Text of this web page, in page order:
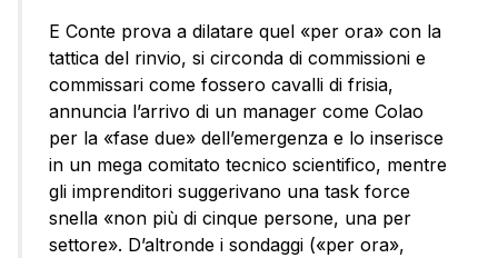
E Conte prova a dilatare quel «per ora» con la
tattica del rinvio, si circonda di commissioni e
commissari come fossero cavalli di frisia,
annuncia l’arrivo di un manager come Colao
per la «fase due» dell’emergenza e lo inserisce
in un mega comitato tecnico scientifico, mentre
gli imprenditori suggerivano una task force
snella «non più di cinque persone, una per
settore». D’altronde i sondaggi («per ora»,